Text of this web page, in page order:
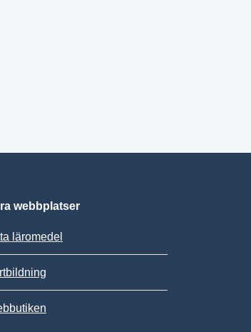
webbplatser
läromedel